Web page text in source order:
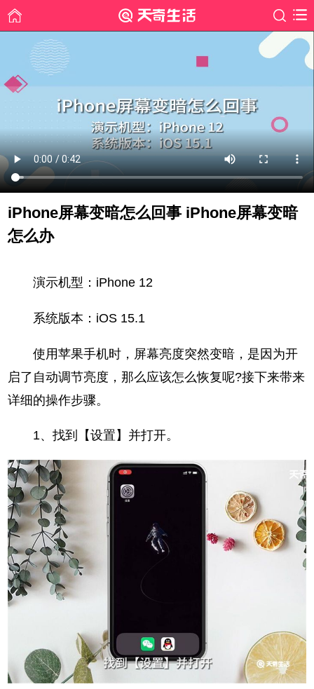
iPhone屏幕变暗怎么回事 iPhone屏幕变暗
怎么办
演示机型：iPhone 12
系统版本：iOS 15.1
使用苹果手机时，屏幕亮度突然变暗，是因为开
启了自动调节亮度，那么应该怎么恢复呢?接下来带来
详细的操作步骤。
1、找到【设置】并打开。